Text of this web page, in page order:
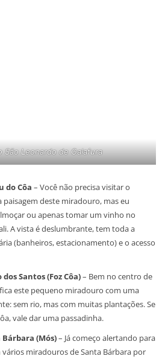
São Leonardo de Galafura
do Côa – Você não precisa visitar o
paisagem deste miradouro, mas eu
ou apenas tomar um vinho no
A vista é deslumbrante, tem toda a
(banheiros, estacionamento) e o acesso
Santos (Foz Côa)– Bem no centro de
este pequeno miradouro com uma
sem rio, mas com muitas plantações. Se
vale dar uma passadinha.
(Mós)– Já começo alertando para
miradouros de Santa Bárbara por